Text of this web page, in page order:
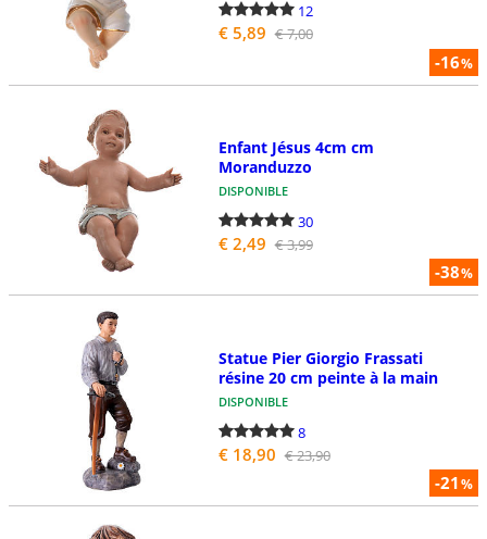
-16%
12
€ 5,89 € 7,00
-38%
Enfant Jésus 4cm cm
Moranduzzo
DISPONIBLE
30
€ 2,49 € 3,99
-21%
Statue Pier Giorgio Frassati
résine 20 cm peinte à la main
DISPONIBLE
8
€ 18,90 € 23,90